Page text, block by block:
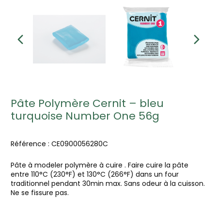
Pâte Polymère Cernit – bleu
turquoise Number One 56g
Référence : CE0900056280C
Pâte à modeler polymère à cuire . Faire cuire la pâte
entre 110°C (230°F) et 130°C (266°F) dans un four
traditionnel pendant 30min max. Sans odeur à la cuisson.
Ne se fissure pas.